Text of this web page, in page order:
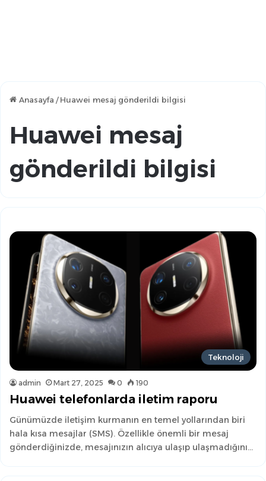
Anasayfa / Huawei mesaj gönderildi bilgisi
Huawei mesaj
gönderildi bilgisi
Teknoloji
admin Mart 27, 2025 0 190
Huawei telefonlarda iletim raporu
Günümüzde iletişim kurmanın en temel yollarından biri
hala kısa mesajlar (SMS). Özellikle önemli bir mesaj
gönderdiğinizde, mesajınızın alıcıya ulaşıp ulaşmadığını…